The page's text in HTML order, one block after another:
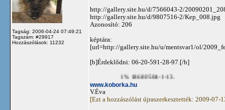
Tagság: 2006-04-24 07:49:21
Tagszám: #29917
Hozzászólások: 11232
http://gallery.site.hu/d/7566043-2/
http://gallery.site.hu/d/9807516-2/Kep_008.jpg
Azonosító: 206
képtára:
[url=http://gallery.site.hu/u/mentsvar1/ol/
[b]Érdeklődni: 06-20-591-28-97.[/b]
1% 18680504-1-13.
www.koborka.hu
V.Éva
[Ezt a hozzászólást újraszerkesztették: 2009-07-